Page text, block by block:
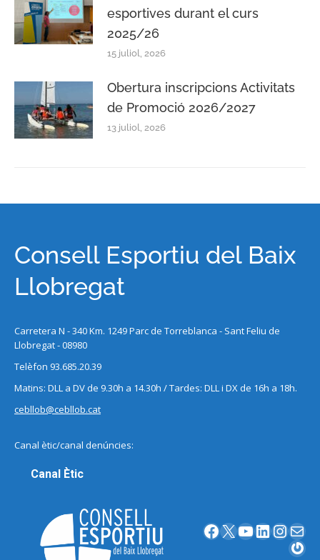
esportives durant el curs
2025/26
15 juliol, 2026
Obertura inscripcions Activitats
de Promoció 2026/2027
13 juliol, 2026
Consell Esportiu del Baix
Llobregat
Carretera N - 340 Km. 1249 Parc de Torreblanca - Sant Feliu de
Llobregat - 08980
Telèfon 93.685.20.39
Matins: DLL a DV de 9.30h a 14.30h / Tardes: DLL i DX de 16h a 18h.
cebllob@cebllob.cat
Canal ètic/canal denúncies:
Canal Ètic
Facebook X YouTube LinkedIn InstagramCorreu electrònic
Gravatar